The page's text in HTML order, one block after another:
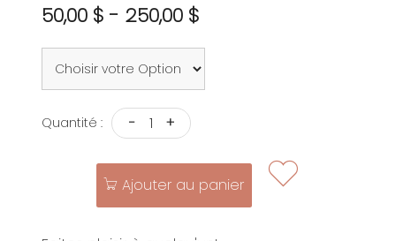
50,00 $ - 250,00 $
Quantité : - +
Ajouter au panier